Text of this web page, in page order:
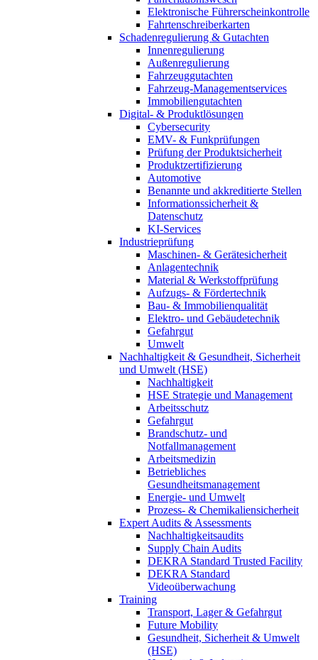
Elektronische Führerscheinkontrolle
Fahrtenschreiberkarten
Schadenregulierung & Gutachten
Innenregulierung
Außenregulierung
Fahrzeuggutachten
Fahrzeug-Managementservices
Immobiliengutachten
Digital- & Produktlösungen
Cybersecurity
EMV- & Funkprüfungen
Prüfung der Produktsicherheit
Produktzertifizierung
Automotive
Benannte und akkreditierte Stellen
Informationssicherheit &
Datenschutz
KI-Services
Industrieprüfung
Maschinen- & Gerätesicherheit
Anlagentechnik
Material & Werkstoffprüfung
Aufzugs- & Fördertechnik
Bau- & Immobilienqualität
Elektro- und Gebäudetechnik
Gefahrgut
Umwelt
Nachhaltigkeit & Gesundheit, Sicherheit
und Umwelt (HSE)
Nachhaltigkeit
HSE Strategie und Management
Arbeitsschutz
Gefahrgut
Brandschutz- und
Notfallmanagement
Arbeitsmedizin
Betriebliches
Gesundheitsmanagement
Energie- und Umwelt
Prozess- & Chemikaliensicherheit
Expert Audits & Assessments
Nachhaltigkeitsaudits
Supply Chain Audits
DEKRA Standard Trusted Facility
DEKRA Standard
Videoüberwachung
Training
Transport, Lager & Gefahrgut
Future Mobility
Gesundheit, Sicherheit & Umwelt
(HSE)